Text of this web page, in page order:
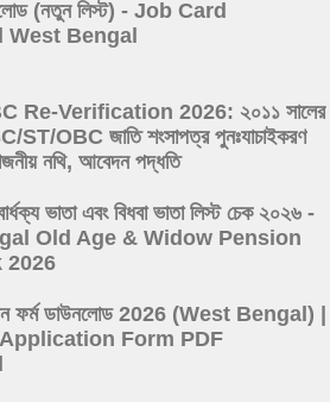
(নতুন লিস্ট) - Job Card
West Bengal
Re-Verification 2026: ২০১১ সালের
ST/OBC জাতি শংসাপত্র পুনঃযাচাইকরণ
নথি, আবেদন পদ্ধতি
ভাতা এবং বিধবা ভাতা লিস্ট চেক ২০২৬ -
Old Age & Widow Pension
2026
ফর্ম ডাউনলোড 2026 (West Bengal) |
Form PDF